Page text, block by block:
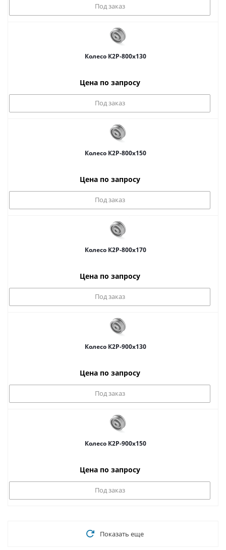
Под заказ
Колесо К2Р-800x130
Цена по запросу
Под заказ
Колесо К2Р-800x150
Цена по запросу
Под заказ
Колесо К2Р-800x170
Цена по запросу
Под заказ
Колесо К2Р-900x130
Цена по запросу
Под заказ
Колесо К2Р-900x150
Цена по запросу
Под заказ
Показать еще